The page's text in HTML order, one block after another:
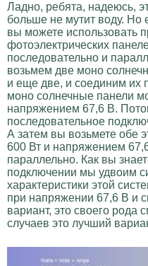
Ладно, ребята, надеюсь,
больше не мутит воду. Но
вы можете использовать
фотоэлектрических
последовательно и
возьмем две моно
и еще две, и соединим их
моно солнечные панели
напряжением 67,6 В.
последовательное
А затем вы возьмете обе
600 Вт и напряжением
параллельно. Как вы
подключении мы удвоим
характеристики этой
при напряжении 67,6 В и
вариант, это своего рода
случаев это лучший